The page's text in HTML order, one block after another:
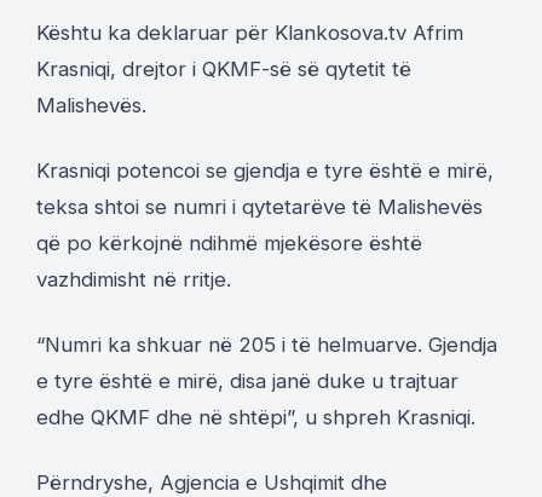
Kështu ka deklaruar për Klankosova.tv Afrim
Krasniqi, drejtor i QKMF-së së qytetit të
Malishevës.
Krasniqi potencoi se gjendja e tyre është e mirë,
teksa shtoi se numri i qytetarëve të Malishevës
që po kërkojnë ndihmë mjekësore është
vazhdimisht në rritje.
“Numri ka shkuar në 205 i të helmuarve. Gjendja
e tyre është e mirë, disa janë duke u trajtuar
edhe QKMF dhe në shtëpi”, u shpreh Krasniqi.
Përndryshe, Agjencia e Ushqimit dhe